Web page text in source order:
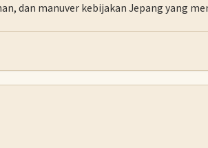
dan manuver kebijakan Jepang yang